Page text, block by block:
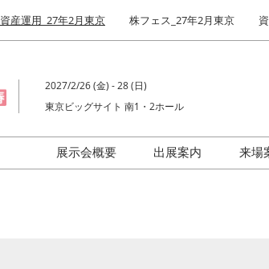
資産運用_27年2月東京 株フェス_27年2月東京
2027/2/26 (金) - 28 (日)
東京ビッグサイト 南1・2ホール
展示会概要
出展案内
来場